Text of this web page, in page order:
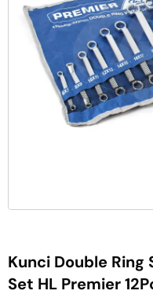
Kunci Double Ring
Set HL Premier